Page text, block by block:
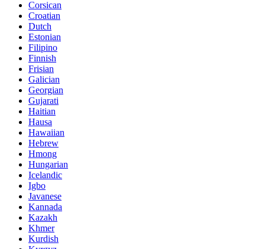
Corsican
Croatian
Dutch
Estonian
Filipino
Finnish
Frisian
Galician
Georgian
Gujarati
Haitian
Hausa
Hawaiian
Hebrew
Hmong
Hungarian
Icelandic
Igbo
Javanese
Kannada
Kazakh
Khmer
Kurdish